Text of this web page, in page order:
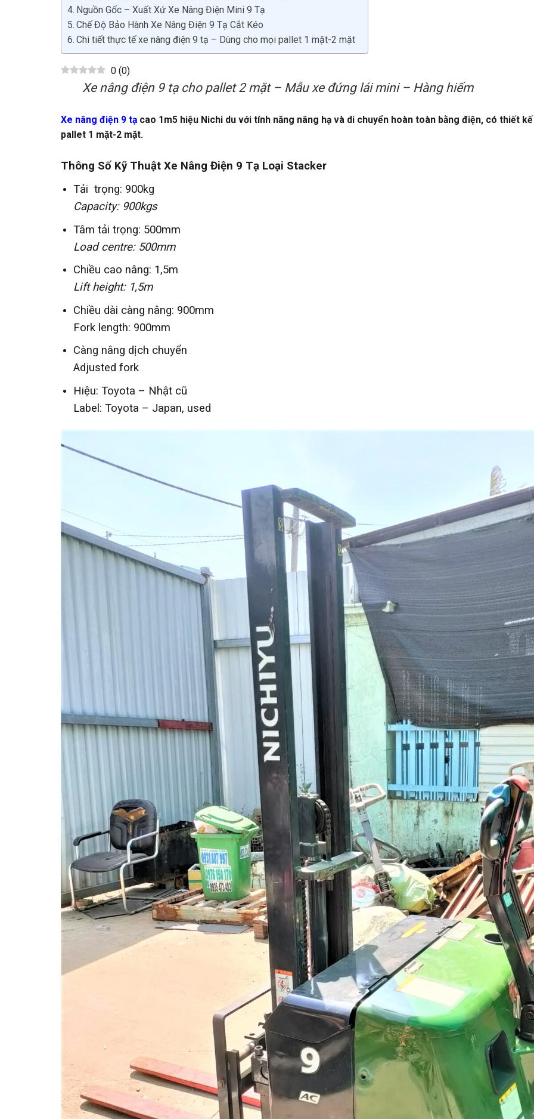
Nguồn Gốc – Xuất Xứ Xe Nâng Điện Mini 9 Tạ
Chế Độ Bảo Hành Xe Nâng Điện 9 Tạ Cắt Kéo
Chi tiết thực tế xe nâng điện 9 tạ – Dùng cho mọi pallet 1 mặt-2 mặt
0 (0)
Xe nâng điện 9 tạ cho pallet 2 mặt – Mẫu xe đứng lái mini – Hàng hiếm
Xe nâng điện 9 tạ cao 1m5 hiệu Nichi du với tính năng nâng hạ và di chuyển hoàn toàn bằng điện, có thiết
pallet 1 mặt-2 mặt.
Thông Số Kỹ Thuật Xe Nâng Điện 9 Tạ Loại Stacker
Tải trọng: 900kg
Capacity: 900kgs
Tâm tải trọng: 500mm
Load centre: 500mm
Chiều cao nâng: 1,5m
Lift height: 1,5m
Chiều dài càng nâng: 900mm
Fork length: 900mm
Càng nâng dịch chuyển
Adjusted fork
Hiệu: Toyota – Nhật cũ
Label: Toyota – Japan, used